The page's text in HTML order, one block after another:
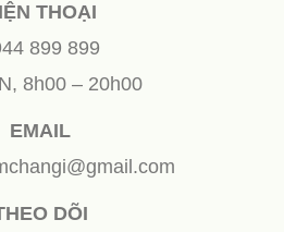
THOẠI
899 899
8h00 – 20h00
EMAIL
DÕI